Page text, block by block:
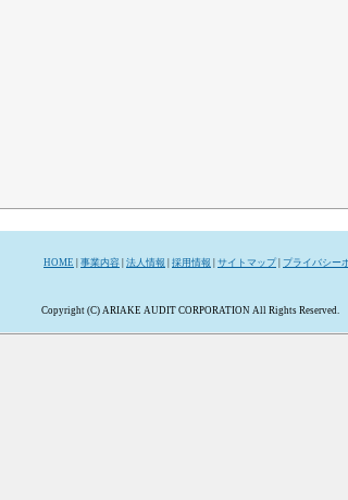
HOME 事業内容 法人情報 採用情報 サイトマップ| プライバシー
Copyright (C) ARIAKE AUDIT CORPORATION All Rights Reserved.